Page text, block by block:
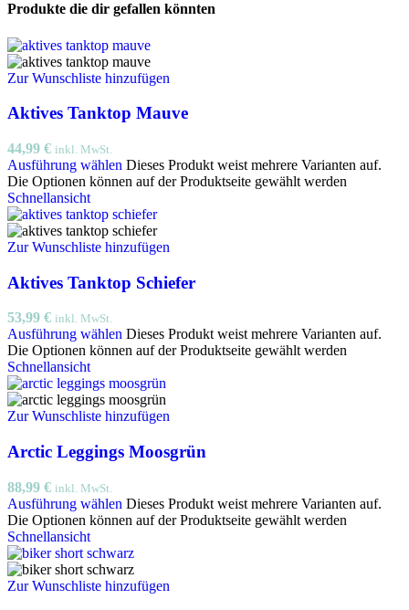
Produkte die dir gefallen könnten
Zur Wunschliste hinzufügen
Aktives Tanktop Mauve
44,99 € inkl. MwSt.
Ausführung wählen Dieses Produkt weist mehrere Varianten auf.
Die Optionen können auf der Produktseite gewählt werden
Schnellansicht
Zur Wunschliste hinzufügen
Aktives Tanktop Schiefer
53,99 € inkl. MwSt.
Ausführung wählen Dieses Produkt weist mehrere Varianten auf.
Die Optionen können auf der Produktseite gewählt werden
Schnellansicht
Zur Wunschliste hinzufügen
Arctic Leggings Moosgrün
88,99 € inkl. MwSt.
Ausführung wählen Dieses Produkt weist mehrere Varianten auf.
Die Optionen können auf der Produktseite gewählt werden
Schnellansicht
Zur Wunschliste hinzufügen